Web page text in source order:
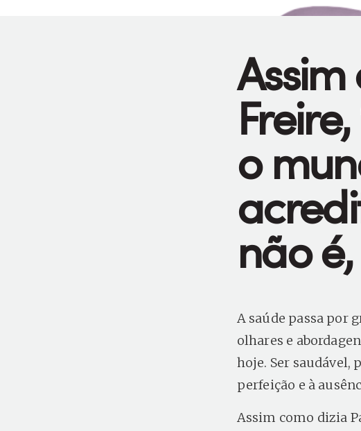
o
não
A saúde passa por
olhares e
hoje. Ser saudável,
perfeição e à
Assim como dizia